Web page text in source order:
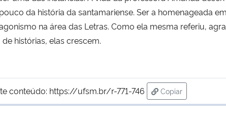
da história da santamariense. Ser a homenageada
na área das Letras. Como ela mesma referiu,
histórias, elas crescem.
conteúdo: https://ufsm.br/r-771-746
Copiar
para área de